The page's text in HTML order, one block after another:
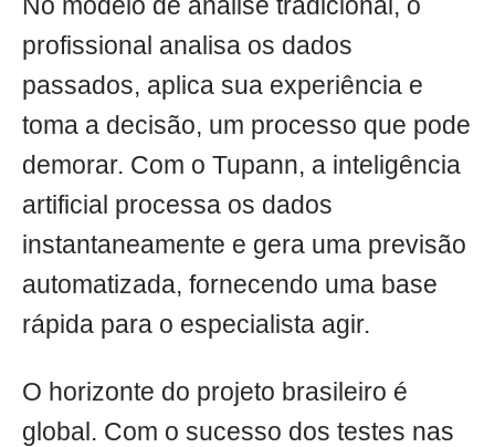
No modelo de análise tradicional, o
profissional analisa os dados
passados, aplica sua experiência e
toma a decisão, um processo que pode
demorar. Com o Tupann, a inteligência
artificial processa os dados
instantaneamente e gera uma previsão
automatizada, fornecendo uma base
rápida para o especialista agir.
O horizonte do projeto brasileiro é
global. Com o sucesso dos testes nas